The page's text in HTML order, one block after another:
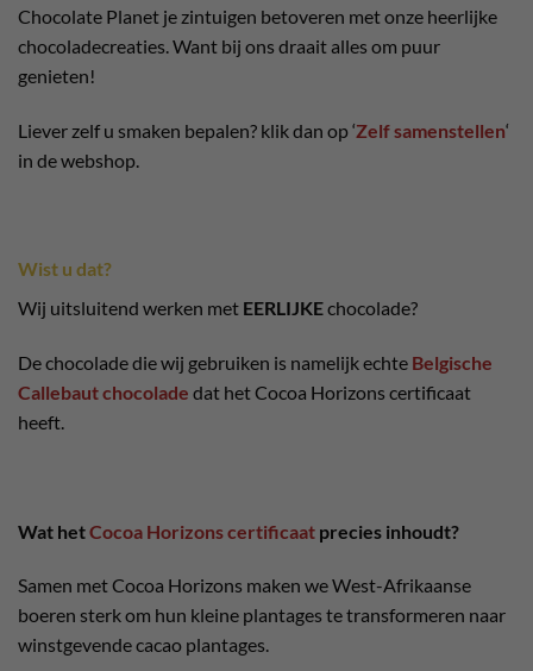
Chocolate Planet je zintuigen betoveren met onze heerlijke
chocoladecreaties. Want bij ons draait alles om puur
genieten!
Liever zelf u smaken bepalen? klik dan op ‘Zelf samenstellen‘
in de webshop.
Wist u dat?
Wij uitsluitend werken met EERLIJKEchocolade?
De chocolade die wij gebruiken is namelijk echte Belgische
Callebaut chocolade dat het Cocoa Horizons certificaat
heeft.
Wat hetCocoa Horizons certificaat precies inhoudt?
Samen met Cocoa Horizons maken we West-Afrikaanse
boeren sterk om hun kleine plantages te transformeren naar
winstgevende cacao plantages.